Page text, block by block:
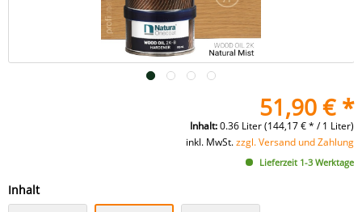
51,90 € *
Inhalt:0.36 Liter (144,17 € * / 1 Liter)
inkl. MwSt.zzgl. Versand und Zahlung
Lieferzeit 1-3 Werktage
Inhalt